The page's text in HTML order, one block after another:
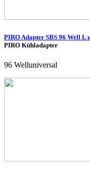
PIRO Adapter SBS 96 Well L
PIRO Kühladapter
96 Welluniversal